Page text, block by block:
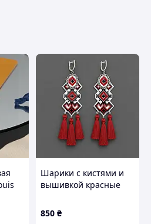
Шарики с кистями и
вышивкой красные
850 ₴